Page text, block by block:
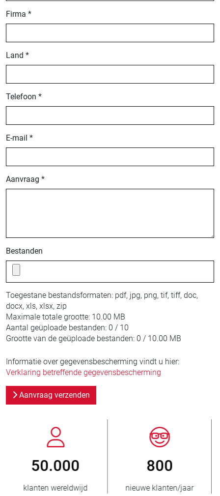
Firma *
Land *
Telefoon *
E-mail *
Aanvraag *
Bestanden
Toegestane bestandsformaten: pdf, jpg, png, tif, tiff, doc,
docx, xls, xlsx, zip
Maximale totale grootte: 10.00 MB
Aantal geüploade bestanden: 0 / 10
Grootte van de geüploade bestanden: 0 / 10.00 MB
Informatie over gegevensbescherming vindt u hier:
Verklaring betreffende gegevensbescherming
Aanvraag verzenden
800
nieuwe klanten/jaar
> 3.500.000
verkochte eenheden